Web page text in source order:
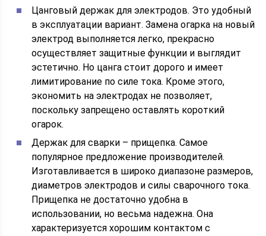
Цанговый держак для электродов. Это удобный
в эксплуатации вариант. Замена огарка на новый
электрод выполняется легко, прекрасно
осуществляет защитные функции и выглядит
эстетично. Но цанга стоит дорого и имеет
лимитирование по силе тока. Кроме этого,
экономить на электродах не позволяет,
поскольку запрещено оставлять короткий
огарок.
Держак для сварки – прищепка. Самое
популярное предложение производителей.
Изготавливается в широко диапазоне размеров,
диаметров электродов и силы сварочного тока.
Прищепка не достаточно удобна в
использовании, но весьма надежна. Она
характеризуется хорошим контактом с